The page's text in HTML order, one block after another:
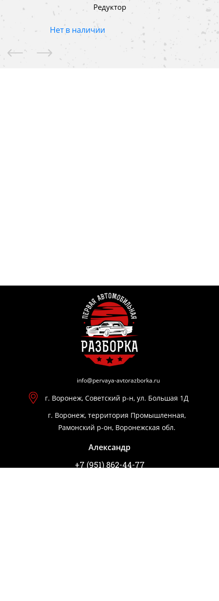
Редуктор
Нет в наличии
info@pervaya-avtorazborka.ru
г. Воронеж, Советский р-н, ул. Большая 1Д
г. Воронеж, территория Промышленная,
Рамонский р-он, Воронежская обл.
Александр
+7 (951) 862-44-77